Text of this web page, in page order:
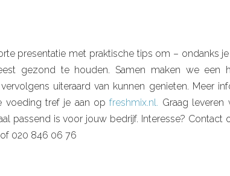
presentatie met praktische tips om – ondanks
gezond te houden. Samen maken we een
uiteraard van kunnen genieten. Meer
voeding tref je aan opfreshmix.nl.
Graag leveren
passend is voor jouw bedrijf. Interesse? Contact
020 846 06 76